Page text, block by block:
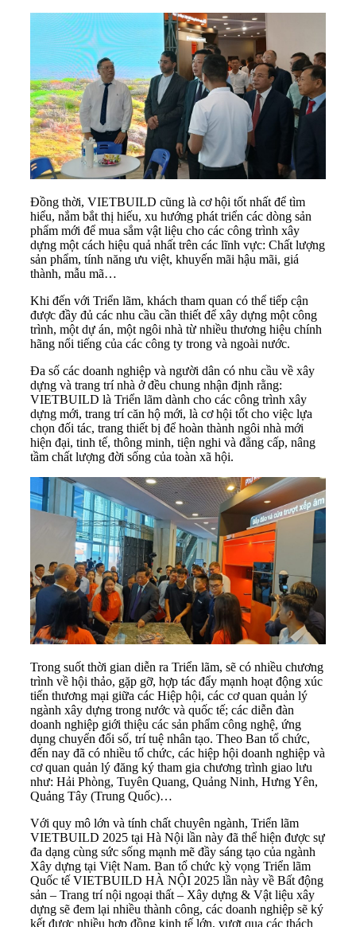
Đồng thời, VIETBUILD cũng là cơ hội tốt nhất để tìm
hiểu, nắm bắt thị hiếu, xu hướng phát triển các dòng sản
phẩm mới để mua sắm vật liệu cho các công trình xây
dựng một cách hiệu quả nhất trên các lĩnh vực: Chất lượng
sản phẩm, tính năng ưu việt, khuyến mãi hậu mãi, giá
thành, mẫu mã…
Khi đến với Triển lãm, khách tham quan có thể tiếp cận
được đầy đủ các nhu cầu cần thiết để xây dựng một công
trình, một dự án, một ngôi nhà từ nhiều thương hiệu chính
hãng nổi tiếng của các công ty trong và ngoài nước.
Đa số các doanh nghiệp và người dân có nhu cầu về xây
dựng và trang trí nhà ở đều chung nhận định rằng:
VIETBUILD là Triển lãm dành cho các công trình xây
dựng mới, trang trí căn hộ mới, là cơ hội tốt cho việc lựa
chọn đối tác, trang thiết bị để hoàn thành ngôi nhà mới
hiện đại, tinh tế, thông minh, tiện nghi và đẳng cấp, nâng
tầm chất lượng đời sống của toàn xã hội.
Trong suốt thời gian diễn ra Triển lãm, sẽ có nhiều chương
trình về hội thảo, gặp gỡ, hợp tác đẩy mạnh hoạt động xúc
tiến thương mại giữa các Hiệp hội, các cơ quan quản lý
ngành xây dựng trong nước và quốc tế; các diễn đàn
doanh nghiệp giới thiệu các sản phẩm công nghệ, ứng
dụng chuyển đổi số, trí tuệ nhân tạo. Theo Ban tổ chức,
đến nay đã có nhiều tổ chức, các hiệp hội doanh nghiệp và
cơ quan quản lý đăng ký tham gia chương trình giao lưu
như: Hải Phòng, Tuyên Quang, Quảng Ninh, Hưng Yên,
Quảng Tây (Trung Quốc)…
Với quy mô lớn và tính chất chuyên ngành, Triển lãm
VIETBUILD 2025 tại Hà Nội lần này đã thể hiện được sự
đa dạng cùng sức sống mạnh mẽ đầy sáng tạo của ngành
Xây dựng tại Việt Nam. Ban tổ chức kỳ vọng Triển lãm
Quốc tế VIETBUILD HÀ NỘI 2025 lần này về Bất động
sản – Trang trí nội ngoại thất – Xây dựng & Vật liệu xây
dựng sẽ đem lại nhiều thành công, các doanh nghiệp sẽ ký
kết được nhiều hợp đồng kinh tế lớn, vượt qua các thách